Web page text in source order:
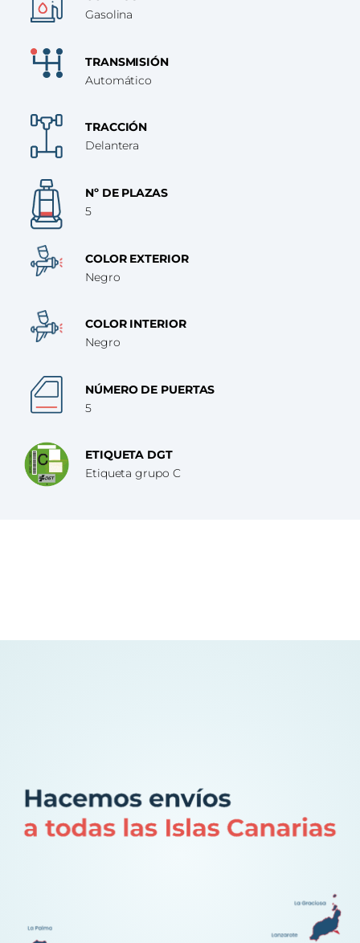
Gasolina
TRANSMISIÓN
Automático
TRACCIÓN
Delantera
Nº DE PLAZAS
5
COLOR EXTERIOR
Negro
COLOR INTERIOR
Negro
NÚMERO DE PUERTAS
5
ETIQUETA DGT
Etiqueta grupo C